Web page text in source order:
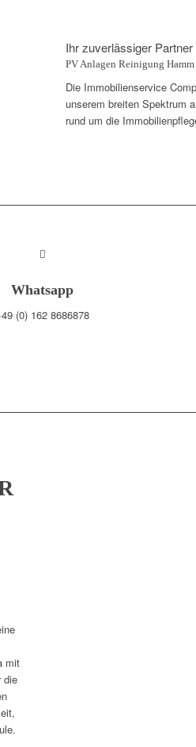
Ihr zuverlässiger
PV Anlagen Reinigung Hamm
Die Immobilienservice
unserem breiten Spektrum
rund um die
Whatsapp
(0) 162 8686878
mit
die